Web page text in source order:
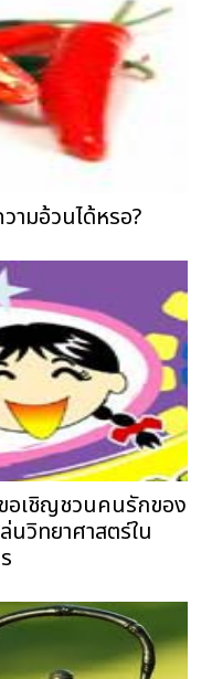
ามอ้วนได้หรอ?
อเชิญชวนคนรักของ
นวิทยาศาสตร์ใน